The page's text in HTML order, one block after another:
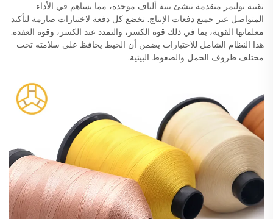
تقنية بوليمر متقدمة تنشئ بنية ألياف موحدة، مما يساهم في الأداء
المتواصل عبر جميع دفعات الإنتاج. تخضع كل دفعة لاختبارات صارمة لتأكيد
معلماتها القوية، بما في ذلك قوة الكسر، والتمدد عند الكسر، وقوة العقدة.
هذا النظام الشامل للاختبارات يضمن أن الخيط يحافظ على سلامته تحت
مختلف ظروف الحمل والضغوط البيئية.